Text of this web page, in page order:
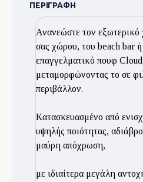
ΠΕΡΙΓΡΑΦΉ
Ανανεώστε τον εξωτερικό
σας χώρου, του beach bar
επαγγελματικό πουφ
μεταμορφώνοντας το σε
περιβάλλον.
Kατασκευασμένο από
υψηλής ποιότητας,
μαύρη απόχρωση,
με ιδιαίτερα μεγάλη